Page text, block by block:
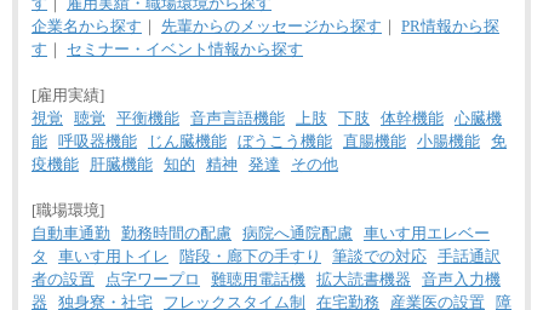
企業名から探す ｜ 先輩からのメッセージから探す ｜ PR情報から探
す ｜ セミナー・イベント情報から探す
[雇用実績]
視覚
聴覚 平衡機能 音声言語機能 上肢 下肢 体幹機能 心臓機
能 呼吸器機能 じん臓機能 ぼうこう機能 直腸機能 小腸機能 免
疫機能
肝臓機能 知的 精神 発達 その他
[職場環境]
自動車通勤
勤務時間の配慮 病院へ通院配慮 車いす用エレベー
タ
車いす用トイレ 階段・廊下の手すり 筆談での対応 手話通訳
者の設置
点字ワープロ 難聴用電話機 拡大読書機器
音声入力機
器
独身寮・社宅 フレックスタイム制 在宅勤務 産業医の設置
障